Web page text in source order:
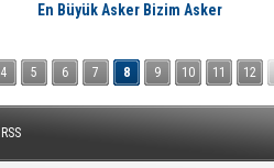
En Büyük Asker Bizim Asker
4 5 6 7 8 9 10 11 12
RSS